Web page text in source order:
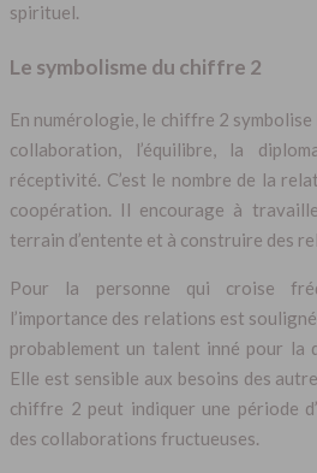
spirituel.
Le symbolisme du chiffre 2
En numérologie, le chiffre 2
collaboration, l’équilibre, la
réceptivité. C’est le nombre de la
coopération. Il encourage à
terrain d’entente et à construire des
Pour la personne qui croise
l’importance des relations est
probablement un talent inné pour la
Elle est sensible aux besoins des
chiffre 2 peut indiquer une période
des collaborations fructueuses.